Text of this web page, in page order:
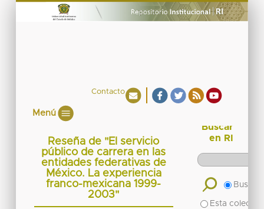
Contacto
Menú
Reseña de "El servicio
público de carrera en las
entidades federativas de
México. La experiencia
franco-mexicana 1999-
2003"
Buscar
en RI
Buscar
Esta